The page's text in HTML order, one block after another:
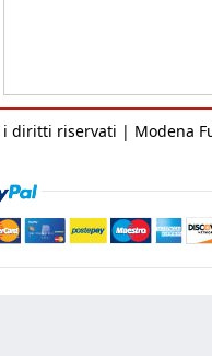
diritti riservati | Modena